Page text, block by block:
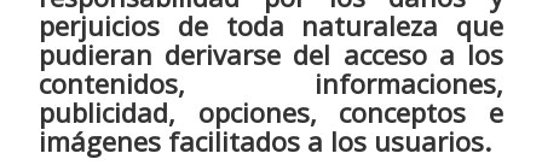
perjuicios de toda naturaleza que
pudieran derivarse del acceso a los
contenidos, informaciones,
publicidad, opciones, conceptos e
imágenes facilitados a los usuarios.